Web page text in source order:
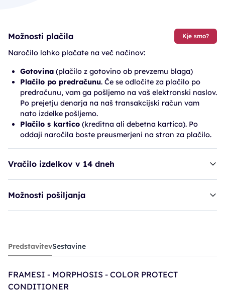
Možnosti plačila Kje smo?
Naročilo lahko plačate na več načinov:
Gotovina (plačilo z gotovino ob prevzemu blaga)
Plačilo po predračunu. Če se odločite za plačilo po
predračunu, vam ga pošljemo na vaš elektronski naslov.
Po prejetju denarja na naš transakcijski račun vam
nato izdelke pošljemo.
Plačilo s kartico (kreditna ali debetna kartica). Po
oddaji naročila boste preusmerjeni na stran za plačilo.
Vračilo izdelkov v 14 dneh
Možnosti pošiljanja
balzam FRA M. Color Protect Conditioner
16,70€
PredstavitevSestavine
FRAMESI - MORPHOSIS - COLOR PROTECT
CONDITIONER